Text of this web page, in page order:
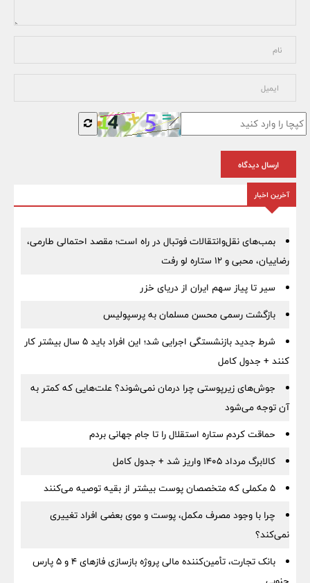
ارسال دیدگاه
آخرین اخبار
بمب‌های نقل‌وانتقالات فوتبال در راه است؛ مقصد احتمالی طارمی،
رضاییان، محبی و ۱۲ ستاره لو رفت
سیر تا پیاز سهم ایران از دریای خزر
بازگشت رسمی محسن مسلمان به پرسپولیس
شرط جدید بازنشستگی اجرایی شد؛ این افراد باید ۵ سال بیشتر کار
کنند + جدول کامل
جوش‌های زیرپوستی چرا درمان نمی‌شوند؟ علت‌هایی که کمتر به
آن توجه می‌شود
حماقت کردم ستاره استقلال را تا جام جهانی بردم
کالابرگ مرداد ۱۴۰۵ واریز شد + جدول کامل
۵ مکملی که متخصصان پوست بیشتر از بقیه توصیه می‌کنند
چرا با وجود مصرف مکمل، پوست و موی بعضی افراد تغییری
نمی‌کند؟
بانک تجارت، تأمین‌کننده مالی پروژه بازسازی فازهای ۴ و ۵ پارس